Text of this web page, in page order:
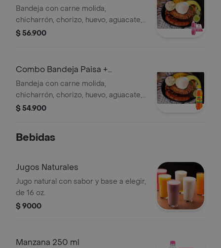
Postobón Manzana 400 ml
Bandeja con carne molida,
chicharrón, chorizo, huevo, aguacate,
fríjoles, arroz, maduro, arepa +
$ 56.900
Combo Bandeja Paisa +
Colombiana 250 ml
Bandeja con carne molida,
chicharrón, chorizo, huevo, aguacate,
fríjoles, arroz, maduro, arepa +
$ 54.900
Bebidas
Jugos Naturales
Jugo natural con sabor y base a elegir,
de 16 oz.
$ 9000
Manzana 250 ml